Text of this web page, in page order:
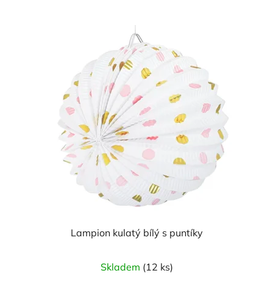
Lampion kulatý bílý s puntíky
Skladem (12 ks)